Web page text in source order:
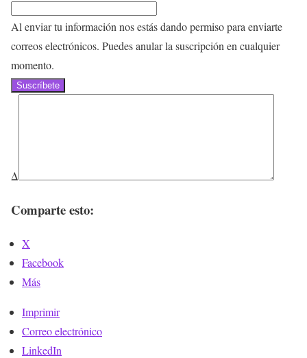
Al enviar tu información nos estás dando permiso para enviarte
correos electrónicos. Puedes anular la suscripción en cualquier
momento.
Suscríbete
Δ
Comparte esto:
X
Facebook
Más
Imprimir
Correo electrónico
LinkedIn